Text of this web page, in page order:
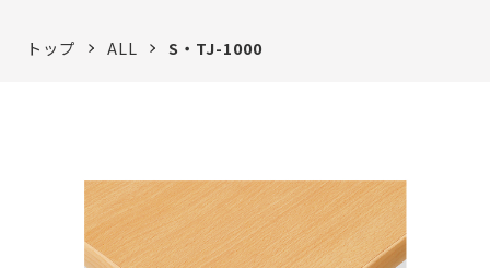
トップ ALL S・TJ-1000